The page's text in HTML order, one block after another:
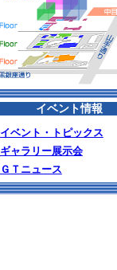
イベント情報
イベント・トピックス
ギャラリー展示会
ＧＴニュース